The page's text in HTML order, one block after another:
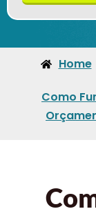
Home
Como